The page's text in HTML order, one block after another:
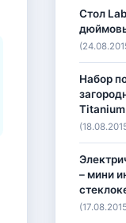
Стол
Набор
– мини